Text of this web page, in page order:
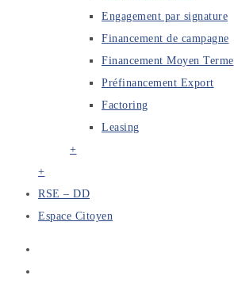
Engagement par signature
Financement de campagne
Financement Moyen Terme
Préfinancement Export
Factoring
Leasing
+
+
RSE – DD
Espace Citoyen